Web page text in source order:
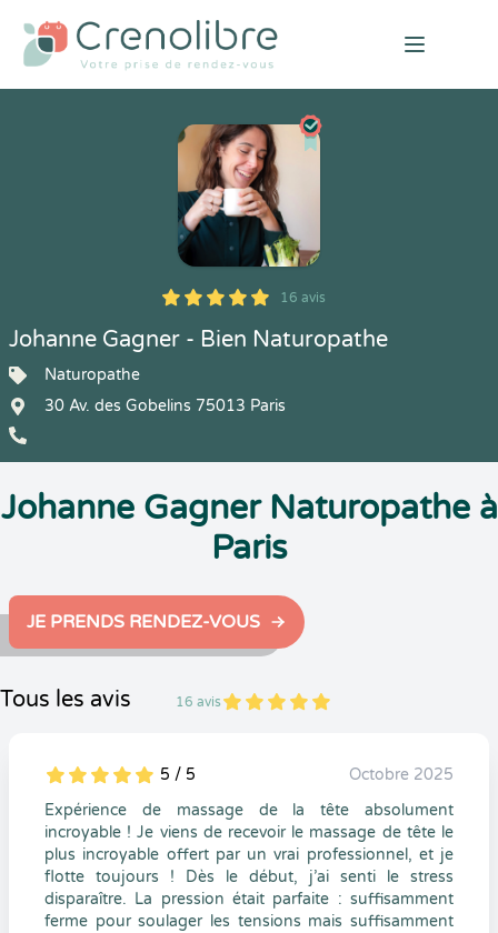
Open
5
1
5
16 16 avis
Johanne Gagner - Bien Naturopathe
Naturopathe
30 Av. des Gobelins 75013 Paris
Johanne Gagner Naturopathe à
Paris
JE PRENDS RENDEZ-VOUS
Tous les avis 16 avis 5
1
5
16
5
1
5
0 5 / 5
Octobre 2025
Expérience de massage de la tête absolument
incroyable ! Je viens de recevoir le massage de tête le
plus incroyable offert par un vrai professionnel, et je
flotte toujours ! Dès le début, j’ai senti le stress
disparaître. La pression était parfaite : suffisamment
ferme pour soulager les tensions mais suffisamment